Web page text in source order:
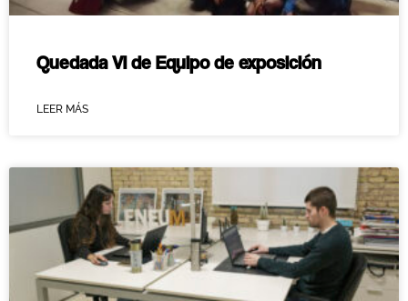
Quedada VI de Equipo de exposición
LEER MÁS